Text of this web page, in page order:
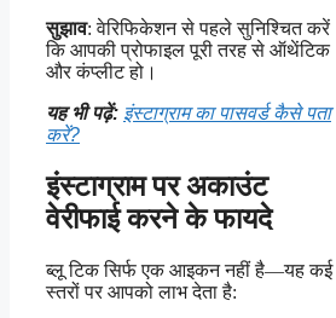
सुझाव: वेरिफिकेशन से पहले सुनिश्चित करें
कि आपकी प्रोफाइल पूरी तरह से ऑथेंटिक
और कंप्लीट हो।
यह भी पढ़ें: इंस्टाग्राम का पासवर्ड कैसे पता
करें?
इंस्टाग्राम पर अकाउंट
वेरीफाई करने के फायदे
ब्लू टिक सिर्फ एक आइकन नहीं है—यह कई
स्तरों पर आपको लाभ देता है: